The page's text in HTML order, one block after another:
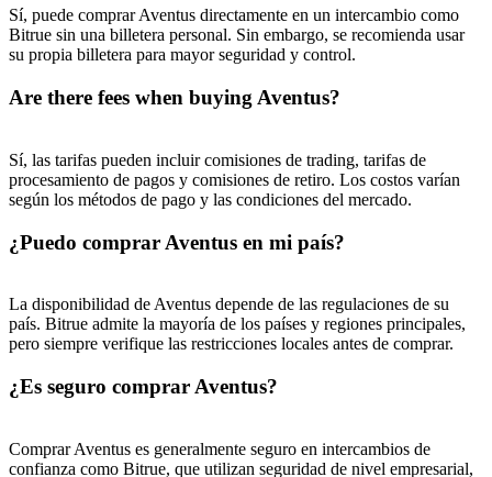
USDT New User Exclusive 10% APR
USDT Flexible Staking | Daily Rewards
BTC Flexible Staking | Daily Rewards
Más eventos
Gana premios y recompensas exclusivas
Sí, puede comprar Aventus directamente en un intercambio como
Bitrue sin una billetera personal. Sin embargo, se recomienda usar
su propia billetera para mayor seguridad y control.
Are there fees when buying Aventus?
Sí, las tarifas pueden incluir comisiones de trading, tarifas de
procesamiento de pagos y comisiones de retiro. Los costos varían
según los métodos de pago y las condiciones del mercado.
¿Puedo comprar Aventus en mi país?
La disponibilidad de Aventus depende de las regulaciones de su
país. Bitrue admite la mayoría de los países y regiones principales,
pero siempre verifique las restricciones locales antes de comprar.
¿Es seguro comprar Aventus?
Comprar Aventus es generalmente seguro en intercambios de
confianza como Bitrue, que utilizan seguridad de nivel empresarial,